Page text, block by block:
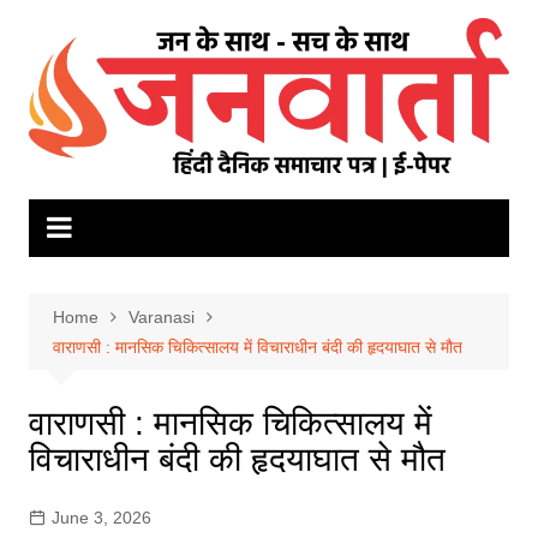
content
Home
Varanasi
वाराणसी : मानसिक चिकित्सालय में विचाराधीन बंदी की हृदयाघात से मौत
वाराणसी : मानसिक चिकित्सालय में
विचाराधीन बंदी की हृदयाघात से मौत
June 3, 2026